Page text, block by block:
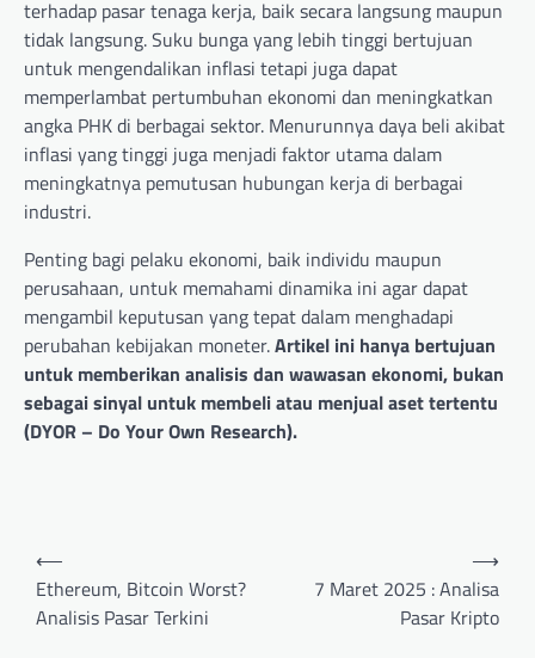
terhadap pasar tenaga kerja, baik secara langsung maupun
tidak langsung. Suku bunga yang lebih tinggi bertujuan
untuk mengendalikan inflasi tetapi juga dapat
memperlambat pertumbuhan ekonomi dan meningkatkan
angka PHK di berbagai sektor. Menurunnya daya beli akibat
inflasi yang tinggi juga menjadi faktor utama dalam
meningkatnya pemutusan hubungan kerja di berbagai
industri.
Penting bagi pelaku ekonomi, baik individu maupun
perusahaan, untuk memahami dinamika ini agar dapat
mengambil keputusan yang tepat dalam menghadapi
perubahan kebijakan moneter.Artikel ini hanya bertujuan
untuk memberikan analisis dan wawasan ekonomi, bukan
sebagai sinyal untuk membeli atau menjual aset tertentu
(DYOR – Do Your Own Research).
Post
navigation
⟵
Ethereum, Bitcoin Worst?
Analisis Pasar Terkini
7 Maret 2025 : Analisa
Pasar Kripto
⟶